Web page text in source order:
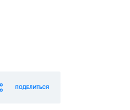
ПОДЕЛИТЬСЯ